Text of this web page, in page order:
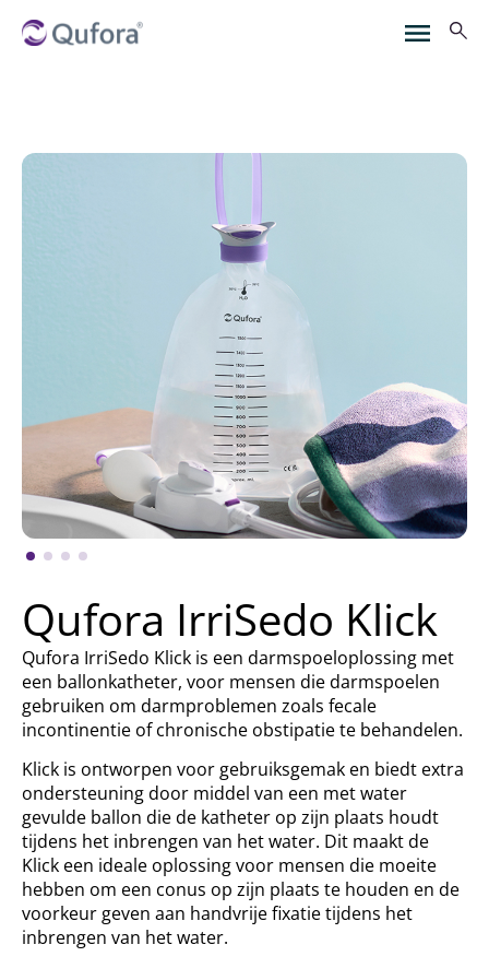
Qufora IrriSedo Klick
Qufora IrriSedo Klick is een darmspoeloplossing met
een ballonkatheter, voor mensen die darmspoelen
gebruiken om darmproblemen zoals fecale
incontinentie of chronische obstipatie te behandelen.
Klick is ontworpen voor gebruiksgemak en biedt extra
ondersteuning door middel van een met water
gevulde ballon die de katheter op zijn plaats houdt
tijdens het inbrengen van het water. Dit maakt de
Klick een ideale oplossing voor mensen die moeite
hebben om een conus op zijn plaats te houden en de
voorkeur geven aan handvrije fixatie tijdens het
inbrengen van het water.